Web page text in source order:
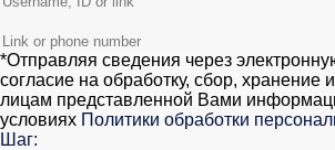
*Отправляя сведения через
согласие на обработку, сбор, хранение
лицам представленной Вами
условиях Политики обработки
Шаг: